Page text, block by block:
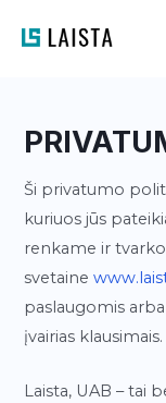
Ši privatumo
kuriuos jūs
renkame ir
svetaine
paslaugomis
įvairias klausimais.
Laista, UAB – tai